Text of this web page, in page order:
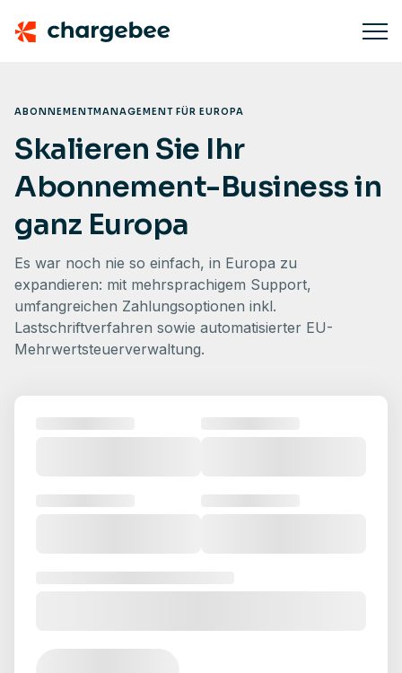
ABONNEMENTMANAGEMENT FÜR EUROPA
Skalieren Sie Ihr
Abonnement-Business in
ganz Europa
Es war noch nie so einfach, in Europa zu
expandieren: mit mehrsprachigem Support,
umfangreichen Zahlungsoptionen inkl.
Lastschriftverfahren sowie automatisierter EU-
Mehrwertsteuerverwaltung.